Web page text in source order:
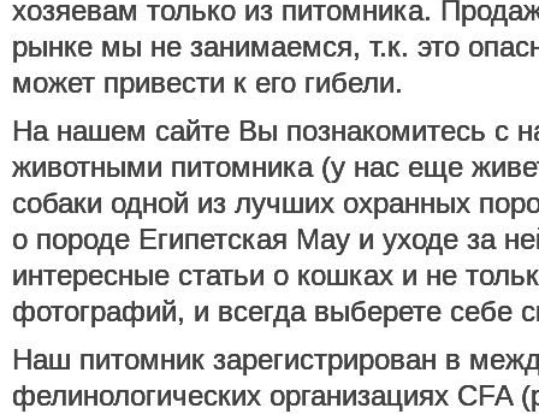
хозяевам только из питомника.
рынке мы не занимаемся, т.к. это
может привести к его гибели.
На нашем сайте Вы познакомитесь с
животными питомника (у нас еще
собаки одной из лучших охранных
о породе Египетская Мау и уходе за
интересные статьи о кошках и не
фотографий, и всегда выберете себе
Наш питомник зарегистрирован в
фелинологических организациях CFA